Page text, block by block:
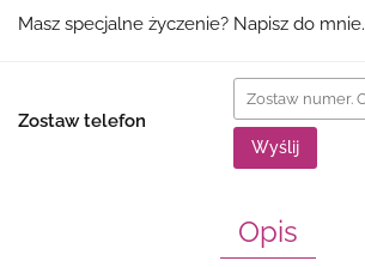
Masz specjalne życzenie? Napisz do mnie.
Zostaw telefon
Wyślij
Opis